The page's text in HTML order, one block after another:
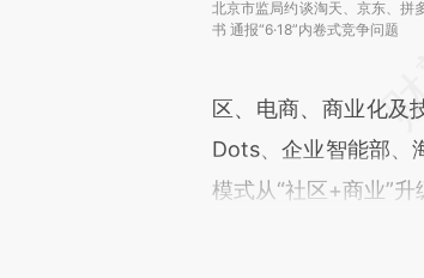
北京市监局约谈淘天、京东、拼
书 通报“6·18”内卷式竞争问题
区、电商、商业化及
Dots、企业智能部、
模式从“社区+商业”